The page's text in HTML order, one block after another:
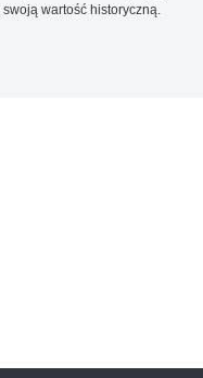
wartość historyczną.